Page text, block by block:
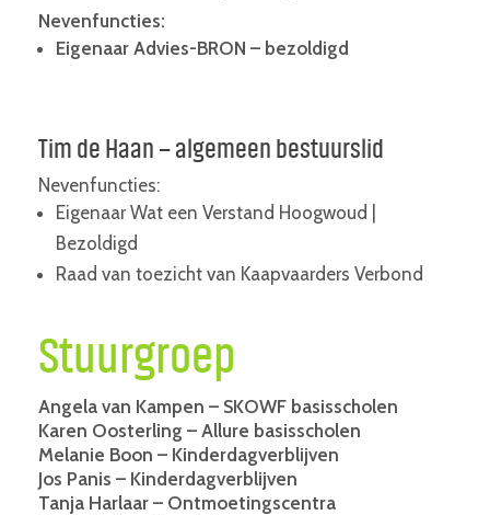
Nevenfuncties:
Eigenaar Advies-BRON – bezoldigd
Tim de Haan – algemeen bestuurslid
Nevenfuncties:
Eigenaar Wat een Verstand Hoogwoud |
Bezoldigd
Raad van toezicht van Kaapvaarders Verbond
Stuurgroep
Angela van Kampen – SKOWF basisscholen
Karen Oosterling – Allure basisscholen
Melanie Boon – Kinderdagverblijven
Jos Panis – Kinderdagverblijven
Tanja Harlaar – Ontmoetingscentra